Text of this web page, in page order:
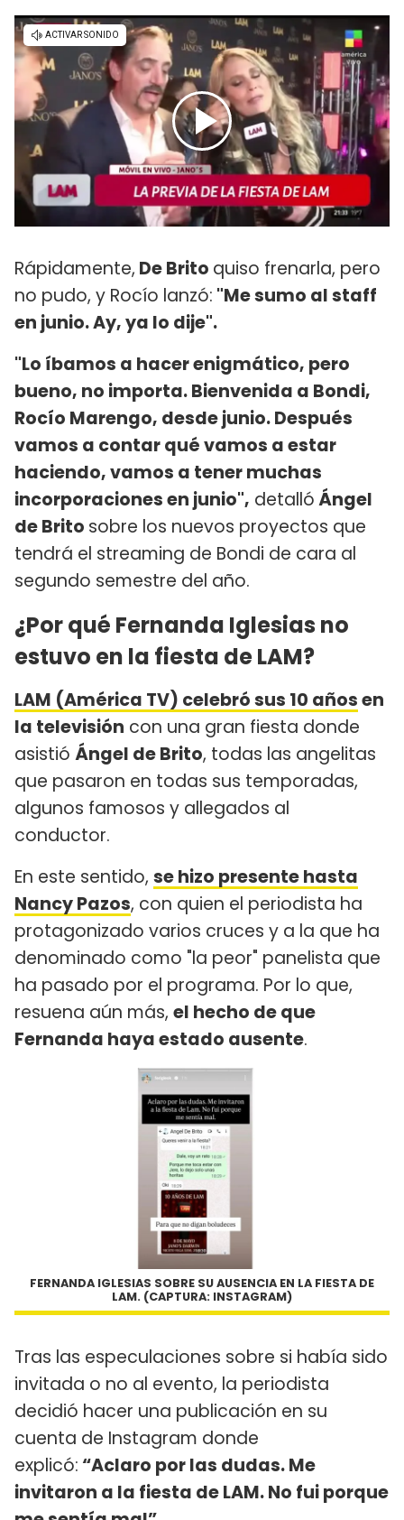
Rápidamente, De Brito quiso frenarla, pero
no pudo, y Rocío lanzó: "Me sumo al staff
en junio. Ay, ya lo dije".
"Lo íbamos a hacer enigmático, pero
bueno, no importa. Bienvenida a Bondi,
Rocío Marengo, desde junio. Después
vamos a contar qué vamos a estar
haciendo, vamos a tener muchas
incorporaciones en junio", detallóÁngel
de Brito sobre los nuevos proyectos que
tendrá el streaming de Bondi de cara al
segundo semestre del año.
¿Por qué Fernanda Iglesias no
estuvo en la fiesta de LAM?
LAM (América TV) celebró sus 10 añosen
la televisión con una gran fiesta donde
asistió Ángel de Brito, todas las angelitas
que pasaron en todas sus temporadas,
algunos famosos y allegados al
conductor.
En este sentido, se hizo presente hasta
Nancy Pazos, con quien el periodista ha
protagonizado varios cruces y a la que ha
denominado como "la peor" panelista que
ha pasado por el programa. Por lo que,
resuena aún más, el hecho de que
Fernanda haya estado ausente.
FERNANDA IGLESIAS SOBRE SU AUSENCIA EN LA FIESTA DE
LAM. (CAPTURA: INSTAGRAM)
Tras las especulaciones sobre si había sido
invitada o no al evento, la periodista
decidió hacer una publicación en su
cuenta de Instagram donde
explicó: “Aclaro por las dudas. Me
invitaron a la fiesta de LAM. No fui porque